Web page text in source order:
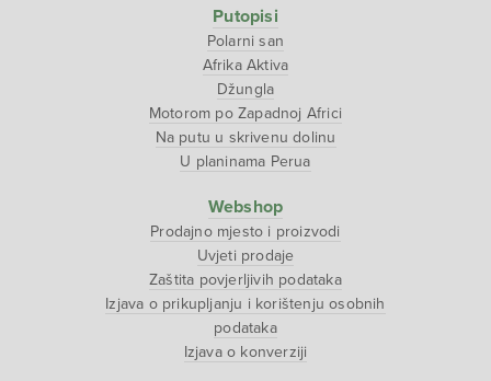
Putopisi
Polarni san
Afrika Aktiva
Džungla
Motorom po Zapadnoj Africi
Na putu u skrivenu dolinu
U planinama Perua
Webshop
Prodajno mjesto i proizvodi
Uvjeti prodaje
Zaštita povjerljivih podataka
Izjava o prikupljanju i korištenju osobnih
podataka
Izjava o konverziji